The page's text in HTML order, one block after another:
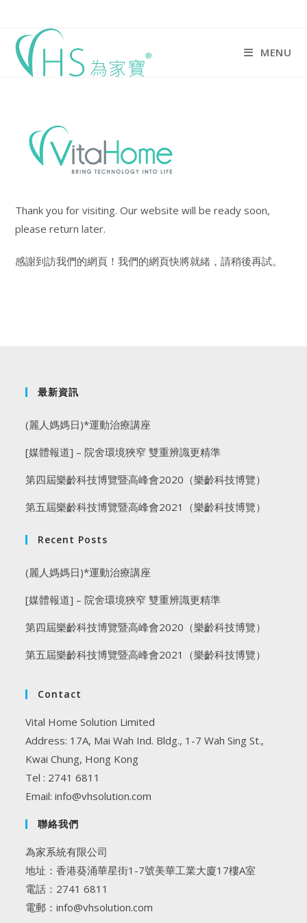
content
MENU
Thank you for visiting. Our website will be ready soon,
please return later.
感謝到訪我們的網頁！我們的網頁快將就緒，請稍後再試。
最新資訊
(麗人媽媽日)*運動治療講座
[媒體報道] – 院舍環境狹窄 雙重辨識更精準
第四屆樂齡科技博覽暨高峰會2020（樂齡科技博覽）
第五屆樂齡科技博覽暨高峰會2021（樂齡科技博覽）
Recent Posts
(麗人媽媽日)*運動治療講座
[媒體報道] – 院舍環境狹窄 雙重辨識更精準
第四屆樂齡科技博覽暨高峰會2020（樂齡科技博覽）
第五屆樂齡科技博覽暨高峰會2021（樂齡科技博覽）
Contact
Vital Home Solution Limited
Address: 17A, Mai Wah Ind. Bldg., 1-7 Wah Sing St.,
Kwai Chung, Hong Kong
Tel : 2741 6811
Email: info@vhsolution.com
聯絡我們
為家系統有限公司
地址：香港葵涌華星街1-7號美華工業大廈17樓A室
電話：2741 6811
電郵：info@vhsolution.com